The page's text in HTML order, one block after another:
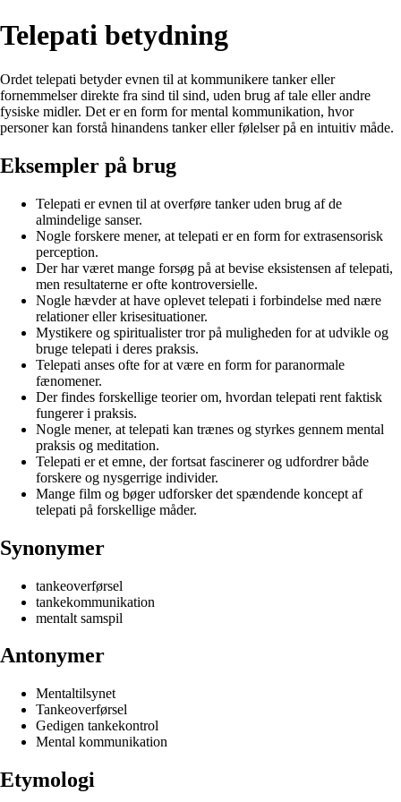
Telepati betydning
Ordet telepati betyder evnen til at kommunikere tanker eller
fornemmelser direkte fra sind til sind, uden brug af tale eller andre
fysiske midler. Det er en form for mental kommunikation, hvor
personer kan forstå hinandens tanker eller følelser på en intuitiv måde.
Eksempler på brug
Telepati er evnen til at overføre tanker uden brug af de
almindelige sanser.
Nogle forskere mener, at telepati er en form for extrasensorisk
perception.
Der har været mange forsøg på at bevise eksistensen af telepati,
men resultaterne er ofte kontroversielle.
Nogle hævder at have oplevet telepati i forbindelse med nære
relationer eller krisesituationer.
Mystikere og spiritualister tror på muligheden for at udvikle og
bruge telepati i deres praksis.
Telepati anses ofte for at være en form for paranormale
fænomener.
Der findes forskellige teorier om, hvordan telepati rent faktisk
fungerer i praksis.
Nogle mener, at telepati kan trænes og styrkes gennem mental
praksis og meditation.
Telepati er et emne, der fortsat fascinerer og udfordrer både
forskere og nysgerrige individer.
Mange film og bøger udforsker det spændende koncept af
telepati på forskellige måder.
Synonymer
tankeoverførsel
tankekommunikation
mentalt samspil
Antonymer
Mentaltilsynet
Tankeoverførsel
Gedigen tankekontrol
Mental kommunikation
Etymologi